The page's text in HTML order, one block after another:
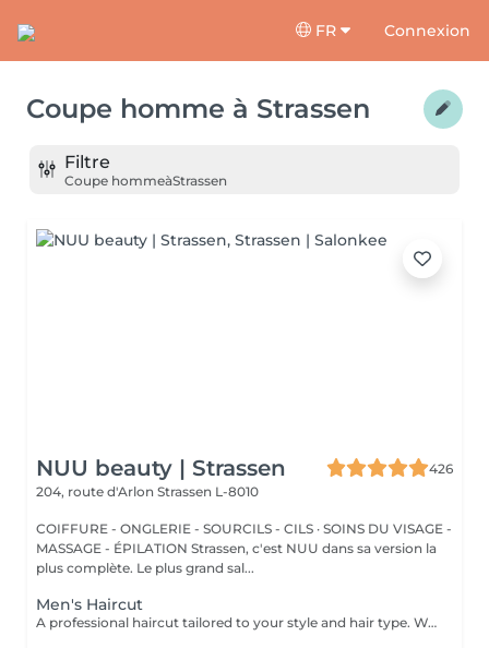
FR Connexion
Coupe homme à Strassen
Filtre
Coupe hommeàStrassen
NUU beauty | Strassen
426
204, route d'Arlon Strassen L-8010
COIFFURE - ONGLERIE - SOURCILS - CILS · SOINS DU VISAGE -
MASSAGE - ÉPILATION Strassen, c'est NUU dans sa version la
plus complète. Le plus grand sal...
Men's Haircut
A professional haircut tailored to your style and hair type. We begin with a short consultation to discuss your expectations, followed by a gentle wash while you relax lying comfortably in our Maletti chair, a precise cut, and a smooth blow-dry. We use Dyson Pro tools that protect your hair from excessive heat and deliver a sleek, polished finish. LaBiosthétique care and styling products provide holistic care for hair and scalp, combining scientific research with carefully selected natural ingredients. All brushes are sanitised with Sibel equipment, which effectively removes hair, product buildup, and impurities while reducing bacteria on the brush surface to maintain high hygiene standards for every client.